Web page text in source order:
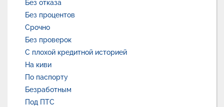
Без отказа
Без процентов
Срочно
Без проверок
С плохой кредитной историей
На киви
По паспорту
Безработным
Под ПТС